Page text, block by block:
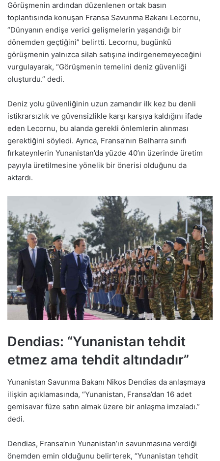
Görüşmenin ardından düzenlenen ortak basın
toplantısında konuşan Fransa Savunma Bakanı Lecornu,
“Dünyanın endişe verici gelişmelerin yaşandığı bir
dönemden geçtiğini” belirtti. Lecornu, bugünkü
görüşmenin yalnızca silah satışına indirgenemeyeceğini
vurgulayarak, “Görüşmenin temelini deniz güvenliği
oluşturdu.” dedi.
Deniz yolu güvenliğinin uzun zamandır ilk kez bu denli
istikrarsızlık ve güvensizlikle karşı karşıya kaldığını ifade
eden Lecornu, bu alanda gerekli önlemlerin alınması
gerektiğini söyledi. Ayrıca, Fransa’nın Belharra sınıfı
fırkateynlerin Yunanistan’da yüzde 40’ın üzerinde üretim
payıyla üretilmesine yönelik bir önerisi olduğunu da
aktardı.
Dendias: “Yunanistan tehdit
etmez ama tehdit altındadır”
Yunanistan Savunma Bakanı Nikos Dendias da anlaşmaya
ilişkin açıklamasında, “Yunanistan, Fransa’dan 16 adet
gemisavar füze satın almak üzere bir anlaşma imzaladı.”
dedi.
Dendias, Fransa’nın Yunanistan’ın savunmasına verdiği
önemden emin olduğunu belirterek, “Yunanistan tehdit